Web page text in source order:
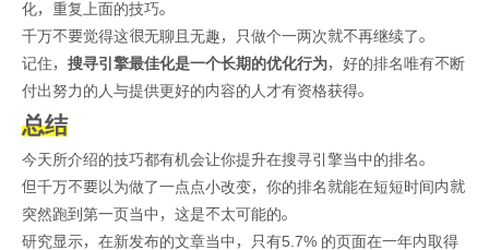
化，重复上面的技巧。
千万不要觉得这很无聊且无趣，只做个一两次就不再继续了。
记住， 搜寻引擎最佳化是一个长期的优化行为，好的排名唯有不断
付出努力的人与提供更好的内容的人才有资格获得。
总结
今天所介绍的技巧都有机会让你提升在搜寻引擎当中的排名。
但千万不要以为做了一点点小改变，你的排名就能在短短时间内就
突然跑到第一页当中，这是不太可能的。
研究显示，在新发布的文章当中，只有5.7% 的页面在一年内取得